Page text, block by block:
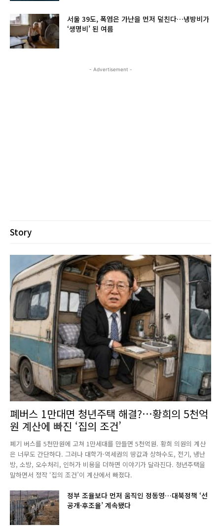
서울 39도, 폭염은 가난을 먼저 덮친다…냉방비가
‘생명비’ 된 여름
- Advertisement -
Story
폐버스 1만대면 청년주택 해결?…황희의 5천억
원 계산에 빠진 ‘집의 조건’
폐기 버스를 5천만원에 고쳐 1만세대를 만들면 5천억원. 황희 의원의 계산
은 너무도 간단하다. 그러나 대학가·역세권의 땅값과 상하수도, 전기, 냉난
방, 소방, 오수처리, 인허가 비용을 더하면 이야기가 달라진다. 청년주택을
말하면서 정작 ‘집의 조건’이 계산에서 빠졌다.
정부 조율보다 먼저 움직인 정동영…대북정책 ‘선
공개·후조율’ 계속됐다